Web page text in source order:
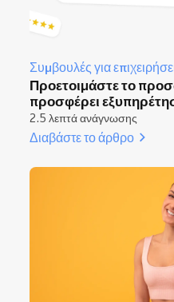
Συμβουλές για
Προετοιμάστε το
προσφέρει
2.5 λεπτά ανάγνωσης
Διαβάστε το άρθρο